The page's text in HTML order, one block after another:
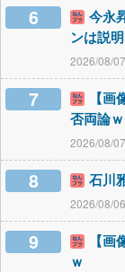
6
今永
ンは説
2026/08/
7
【
否両論
2026/08/
8 石川
2026/08/
9
【
ｗ